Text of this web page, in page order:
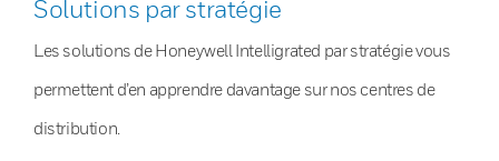
Solutions par stratégie
Les solutions de Honeywell Intelligrated par stratégie vous
permettent d’en apprendre davantage sur nos centres de
distribution.